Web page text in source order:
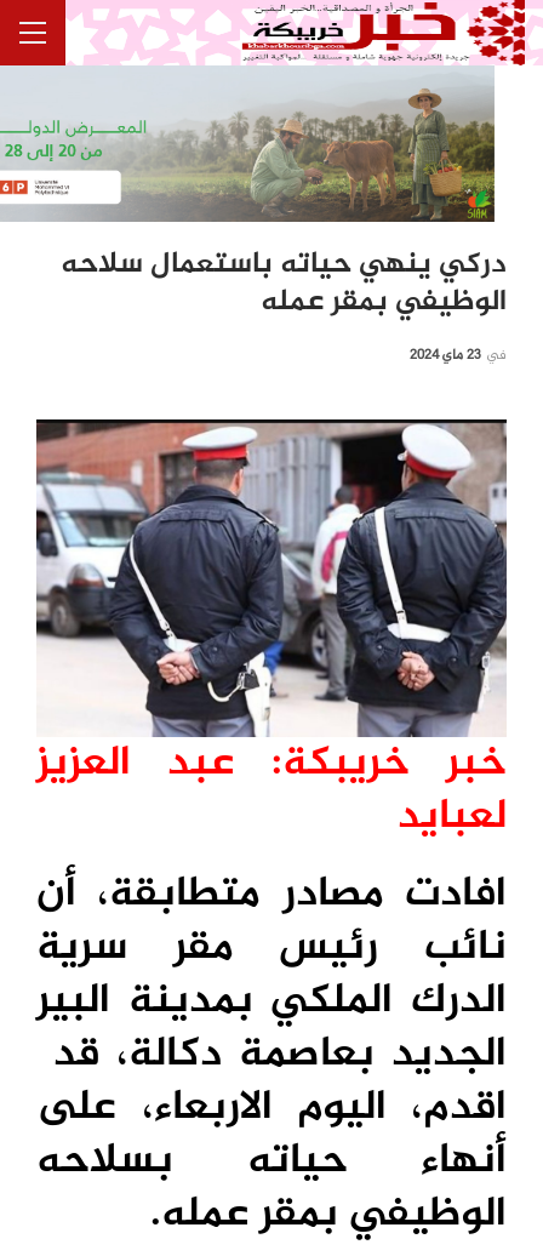
دركي ينهي حياته باستعمال سلاحه
الوظيفي بمقر عمله
في 23 ماي 2024
خبر خريبكة: عبد العزيز
لعبايد
افادت مصادر متطابقة، أن
نائب رئيس مقر سرية
الدرك الملكي بمدينة البير
الجديد بعاصمة دكالة، قد
اقدم، اليوم الاربعاء، على
أنهاء حياته بسلاحه
الوظيفي بمقر عمله.